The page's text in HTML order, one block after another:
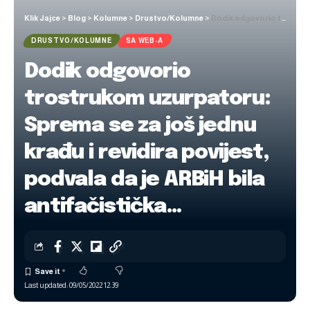
Klik Jajce > Blog > Kolumne > Drustvo/Kolumne >
DRUSTVO/KOLUMNE SA WEB-A
Dodik odgovorio
trostrukom uzurpatoru:
Sprema se za još jednu
krađu i revidira povijest,
podvala da je ARBiH bila
antifačistička…
Last updated: 09/05/2022 12:39